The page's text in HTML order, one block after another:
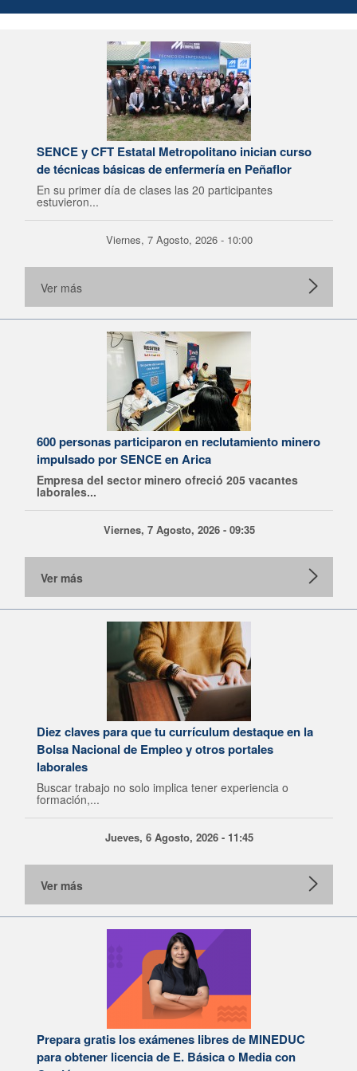
SENCE y CFT Estatal Metropolitano inician curso
de técnicas básicas de enfermería en Peñaflor
En su primer día de clases las 20 participantes
estuvieron...
Viernes, 7 Agosto, 2026 - 10:00
Ver más
600 personas participaron en reclutamiento minero
impulsado por SENCE en Arica
Empresa del sector minero ofreció 205 vacantes
laborales...
Viernes, 7 Agosto, 2026 - 09:35
Ver más
Diez claves para que tu currículum destaque en la
Bolsa Nacional de Empleo y otros portales
laborales
Buscar trabajo no solo implica tener experiencia o
formación,...
Jueves, 6 Agosto, 2026 - 11:45
Ver más
Prepara gratis los exámenes libres de MINEDUC
para obtener licencia de E. Básica o Media con